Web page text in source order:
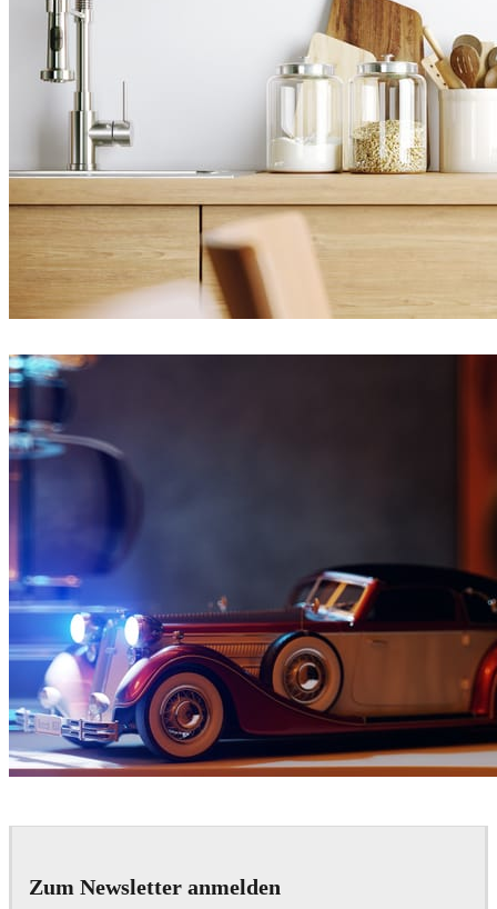
Ayat Sharifi
Zum Newsletter anmelden